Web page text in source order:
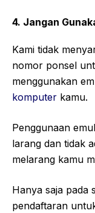
4. Jangan
Kami tidak
nomor ponsel
menggunakan
komputer kamu.
Penggunaan
larang dan tidak
melarang kamu
Hanya saja pada
pendaftaran